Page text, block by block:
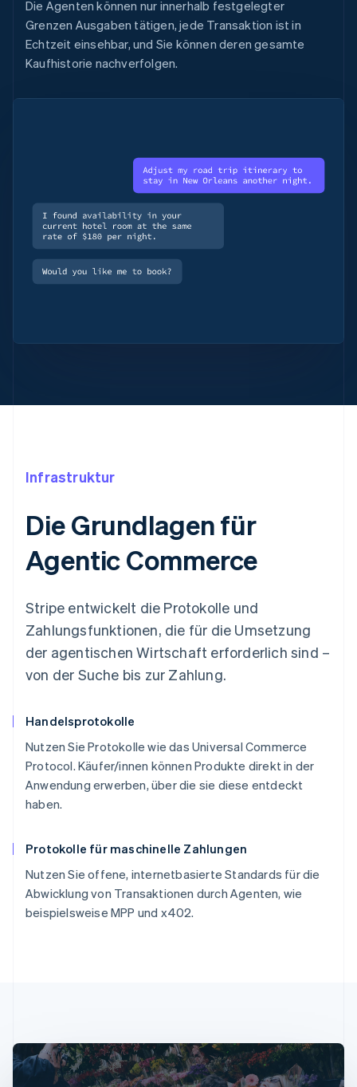
Die Agenten können nur innerhalb festgelegter
Grenzen Ausgaben tätigen, jede Transaktion ist in
Echtzeit einsehbar, und Sie können deren gesamte
Kaufhistorie nachverfolgen.
Infrastruktur
Die Grundlagen für
Agentic Commerce
Stripe entwickelt die Protokolle und
Zahlungsfunktionen, die für die Umsetzung
der agentischen Wirtschaft erforderlich sind –
von der Suche bis zur Zahlung.
Handelsprotokolle
Nutzen Sie Protokolle wie das Universal Commerce
Protocol. Käufer/innen können Produkte direkt in der
Anwendung erwerben, über die sie diese entdeckt
haben.
Protokolle für maschinelle Zahlungen
Nutzen Sie offene, internetbasierte Standards für die
Abwicklung von Transaktionen durch Agenten, wie
beispielsweise MPP und x402.